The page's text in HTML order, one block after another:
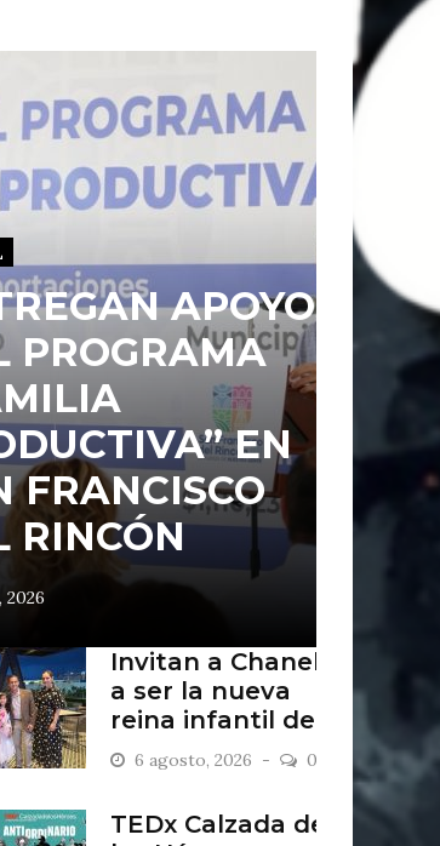
APOYOS
PROGRAMA
EN
FRANCISCO
RINCÓN
2026
Invitan a Chanel
a ser la nueva
reina infantil de
San Francisco
del Rincón
6 agosto, 2026 0
TEDx Calzada de